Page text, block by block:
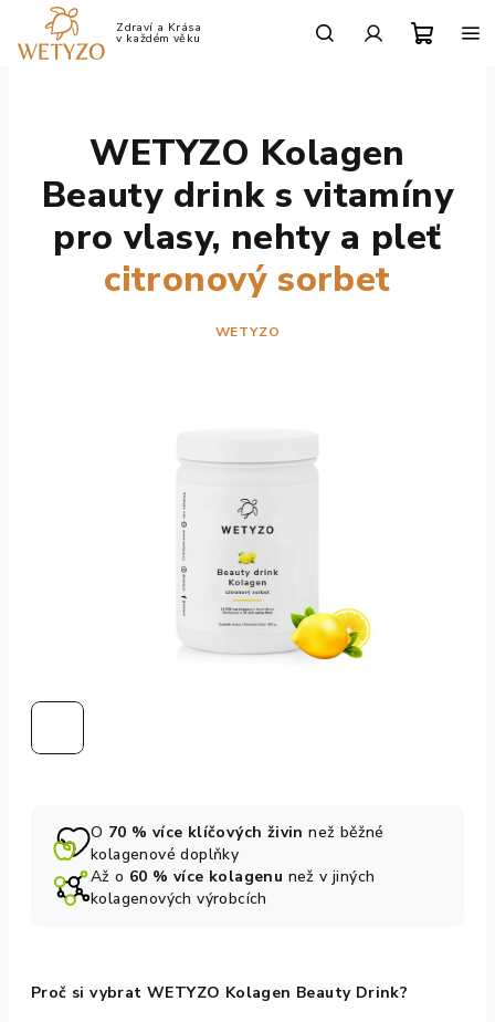
obsah
O 70 % více klíčových živin než běžné
kolagenové doplňky
Až o 60 % více kolagenu než v jiných
kolagenových výrobcích
Proč si vybrat WETYZO Kolagen Beauty Drink?
WETYZO Kolagen
Beauty drink s vitamíny
pro vlasy, nehty a pleť
citronový sorbet
WETYZO